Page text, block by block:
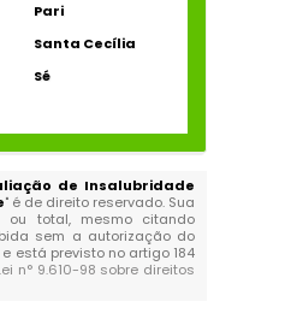
Pari
Santa Cecília
Sé
de Insalubridade
" é de direito reservado. Sua
ou total, mesmo citando
sem a autorização do
está previsto no artigo 184
n° 9.610-98 sobre direitos